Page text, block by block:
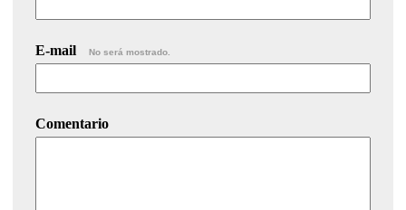
E-mail No será mostrado.
Comentario